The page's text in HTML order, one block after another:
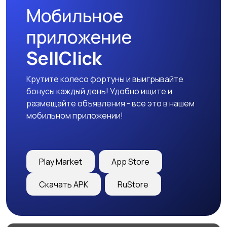
пробегаМобильное
приложение
SellClick
Крутите колесо фортуны и выигрывайте
бонусы каждый день! Удобно ищите и
размещайте объявления - все это в нашем
мобильном приложении!
Play Market App Store
Скачать APK RuStore